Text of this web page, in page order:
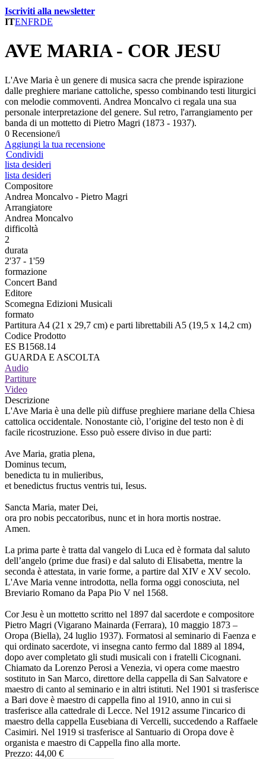
Iscriviti alla newsletter
ITENFRDE
AVE MARIA - COR JESU
L'Ave Maria è un genere di musica sacra che prende ispirazione
dalle preghiere mariane cattoliche, spesso combinando testi liturgici
con melodie commoventi. Andrea Moncalvo ci regala una sua
personale interpretazione del genere. Sul retro, l'arrangiamento per
banda di un mottetto di Pietro Magri (1873 - 1937).
0 Recensione/i
Aggiungi la tua recensione
Condividi
lista desideri
lista desideri
Compositore
Andrea Moncalvo - Pietro Magri
Arrangiatore
Andrea Moncalvo
difficoltà
2
durata
2'37 - 1'59
formazione
Concert Band
Editore
Scomegna Edizioni Musicali
formato
Partitura A4 (21 x 29,7 cm) e parti librettabili A5 (19,5 x 14,2 cm)
Codice Prodotto
ES B1568.14
GUARDA E ASCOLTA
Audio
Partiture
Video
Descrizione
L'Ave Maria è una delle più diffuse preghiere mariane della Chiesa
cattolica occidentale. Nonostante ciò, l’origine del testo non è di
facile ricostruzione. Esso può essere diviso in due parti:
Ave Maria, gratia plena,
Dominus tecum,
benedicta tu in mulieribus,
et benedictus fructus ventris tui, Iesus.
Sancta Maria, mater Dei,
ora pro nobis peccatoribus, nunc et in hora mortis nostrae.
Amen.
La prima parte è tratta dal vangelo di Luca ed è formata dal saluto
dell’angelo (prime due frasi) e dal saluto di Elisabetta, mentre la
seconda è attestata, in varie forme, a partire dal XIV e XV secolo.
L'Ave Maria venne introdotta, nella forma oggi conosciuta, nel
Breviario Romano da Papa Pio V nel 1568.
Cor Jesu è un mottetto scritto nel 1897 dal sacerdote e compositore
Pietro Magri (Vigarano Mainarda (Ferrara), 10 maggio 1873 –
Oropa (Biella), 24 luglio 1937). Formatosi al seminario di Faenza e
qui ordinato sacerdote, vi insegna canto fermo dal 1889 al 1894,
dopo aver completato gli studi musicali con i fratelli Cicognani.
Chiamato da Lorenzo Perosi a Venezia, vi opera come maestro
sostituto in San Marco, direttore della cappella di San Salvatore e
maestro di canto al seminario e in altri istituti. Nel 1901 si trasferisce
a Bari dove è maestro di cappella fino al 1910, anno in cui si
trasferisce alla cattedrale di Lecce. Nel 1912 assume l'incarico di
maestro della cappella Eusebiana di Vercelli, succedendo a Raffaele
Casimiri. Nel 1919 si trasferisce al Santuario di Oropa dove è
organista e maestro di Cappella fino alla morte.
Prezzo: 44,00 €